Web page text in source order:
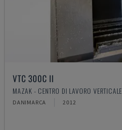
VTC 300C II
MAZAK - CENTRO DI LAVORO VERTICALE
DANIMARCA 2012